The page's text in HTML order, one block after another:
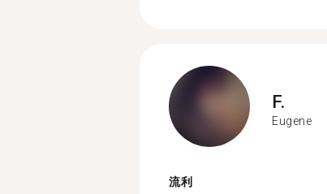
F.
Eugene
流利